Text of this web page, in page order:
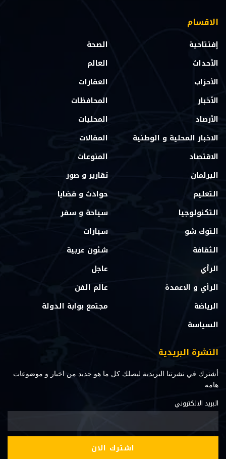
الاقسام
إفتتاحية
الأحداث
الأحزاب
الأخبار
الأرصاد
الاخبار المحلية و الوطنية
الاقتصاد
البرلمان
التعليم
التكنولوجيا
التوك شو
الثقافة
الرأي
الرأي و الاعمدة
الرياضة
السياسة
الصحة
العالم
العقارات
المحافظات
المحليات
المقالات
المنوعات
تقارير و صور
حوادث و قضايا
سياحة و سفر
سيارات
شئون عربية
عاجل
عالم الفن
مجتمع بوابة الدولة
النشرة البريدية
أشترك في نشرتنا البريدية ليصلك كل ما هو جديد من اخبار و موضوعات
هامه
البريد الالكتروني